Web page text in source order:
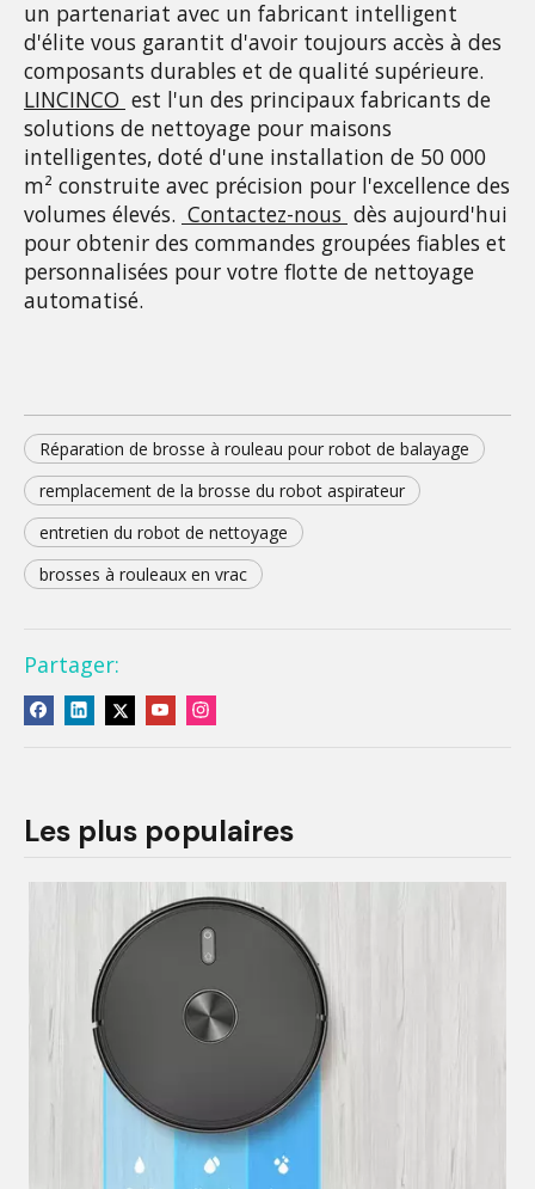
un partenariat avec un fabricant intelligent
d'élite vous garantit d'avoir toujours accès à des
LINCINCO est l'un des principaux fabricants de
solutions de nettoyage pour maisons
intelligentes, doté d'une installation de 50 000
m² construite avec précision pour l'excellence des
volumes élevés. Contactez-nous dès aujourd'hui
pour obtenir des commandes groupées fiables et
personnalisées pour votre flotte de nettoyage
automatisé.
Réparation de brosse à rouleau pour robot de balayage
remplacement de la brosse du robot aspirateur
entretien du robot de nettoyage
brosses à rouleaux en vrac
Partager:
Les plus populaires